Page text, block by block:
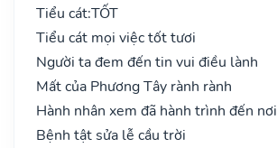
Tiểu cát:TỐT
Tiểu cát mọi việc tốt tươi
Người ta đem đến tin vui điều lành
Mất của Phương Tây rành rành
Hành nhân xem đã hành trình đến nơi
Bệnh tật sửa lễ cầu trời